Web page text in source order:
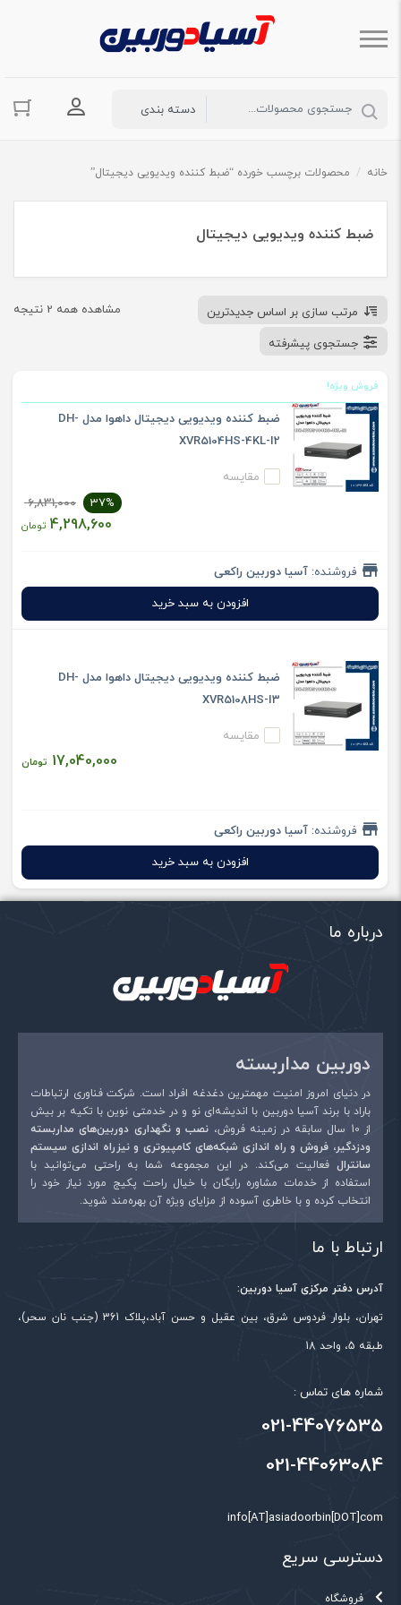
ورود به
خانه / محصولات برچسب خورده “ضبط کننده ویدیویی دیجیتال”
ضبط کننده ویدیویی دیجیتال
مشاهده همه 2 نتیجه
مرتب سازی بر اساس جدیدترین
جستجوی پیشرفته
فروش ویژه!
ضبط کننده ویدیویی دیجیتال داهوا مدل DH-
XVR5104HS-4KL-I2
مقایسه
37%
6,831,000
4,298,600 تومان
فروشنده: آسیا دوربین راکعی
افزودن به سبد خرید
ضبط کننده ویدیویی دیجیتال داهوا مدل DH-
XVR5108HS-I3
مقایسه
17,040,000 تومان
فروشنده: آسیا دوربین راکعی
افزودن به سبد خرید
درباره ما
دوربین مداربسته
در دنیای امروز امنیت مهمترین دغدغه افراد است. شرکت فناوری ارتباطات
باراد با برند آسیا دوربین با اندیشه‌ای نو و در خدمتی نوین با تکیه بر بیش
از 10 سال سابقه در زمینه فروش،
نصب و نگهداری دوربین‌های مداربسته
ودزدگیر، فروش و راه اندازی شبکه‌های کامپیوتری و نیزراه اندازی سیستم
سانترال فعالیت می‌کند. در این مجموعه شما به راحتی می‌توانید با
استفاده از خدمات مشاوره رایگان با خیال راحت پکیج مورد نیاز خود را
انتخاب کرده و با خاطری آسوده از مزایای ویژه آن بهره‌مند شوید.
ارتباط با ما
آدرس دفتر مرکزی آسیا دوربین:
تهران، بلوار فردوس شرق، بین عقیل و حسن آباد،پلاک 361 (جنب نان سحر)،
طبقه 5، واحد 18
شماره های تماس :
021-44076535
021-44063084
info[AT]asiadoorbin[DOT]com
دسترسی سریع
فروشگاه